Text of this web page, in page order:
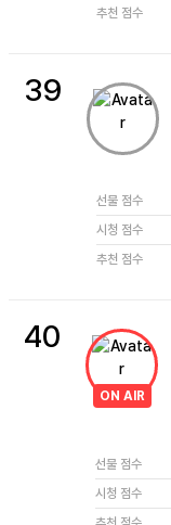
추천 점수
39
선물 점수
시청 점수
추천 점수
40
ON AIR
선물 점수
시청 점수